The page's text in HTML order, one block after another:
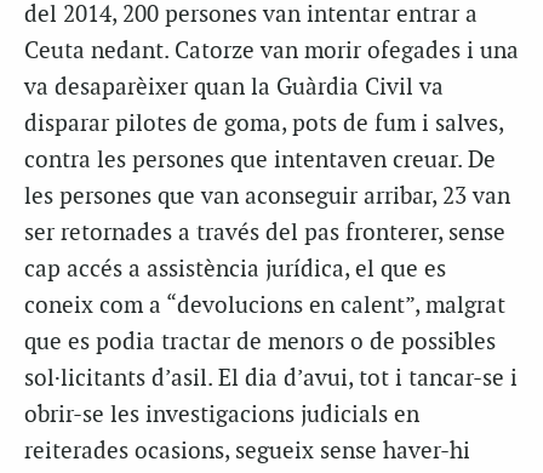
del 2014, 200 persones van intentar entrar a
Ceuta nedant. Catorze van morir ofegades i una
va desaparèixer quan la Guàrdia Civil va
disparar pilotes de goma, pots de fum i salves,
contra les persones que intentaven creuar. De
les persones que van aconseguir arribar, 23 van
ser retornades a través del pas fronterer, sense
cap accés a assistència jurídica, el que es
coneix com a “devolucions en calent”, malgrat
que es podia tractar de menors o de possibles
sol·licitants d’asil. El dia d’avui, tot i tancar-se i
obrir-se les investigacions judicials en
reiterades ocasions, segueix sense haver-hi